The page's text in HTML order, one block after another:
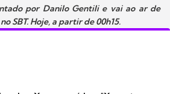
por Danilo Gentili e vai ao ar de
SBT. Hoje, a partir de 00h15.